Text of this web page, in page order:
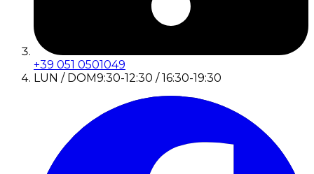
+39 051 0501049
LUN / DOM9:30-12:30 / 16:30-19:30